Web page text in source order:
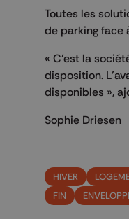
Toutes les
de parking face
« C’est la
disposition.
disponibles »,
Sophie Driesen
HIVER
FIN